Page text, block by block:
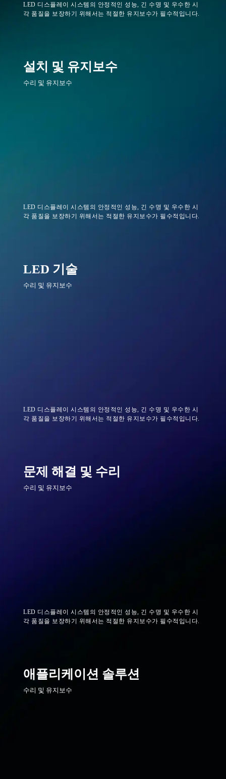
LED 디스플레이 시스템의 안정적인 성능, 긴 수명 및 우수한 시
각 품질을 보장하기 위해서는 적절한 유지보수가 필수적입니다.
설치 및 유지보수
수리 및 유지보수
LED 디스플레이 시스템의 안정적인 성능, 긴 수명 및 우수한 시
각 품질을 보장하기 위해서는 적절한 유지보수가 필수적입니다.
LED 기술
수리 및 유지보수
LED 디스플레이 시스템의 안정적인 성능, 긴 수명 및 우수한 시
각 품질을 보장하기 위해서는 적절한 유지보수가 필수적입니다.
문제 해결 및 수리
수리 및 유지보수
LED 디스플레이 시스템의 안정적인 성능, 긴 수명 및 우수한 시
각 품질을 보장하기 위해서는 적절한 유지보수가 필수적입니다.
애플리케이션 솔루션
수리 및 유지보수